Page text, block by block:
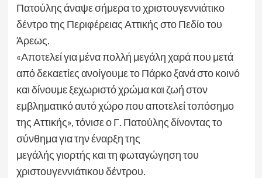
Πατούλης άναψε σήμερα το χριστουγεννιάτικο
δέντρο της Περιφέρειας Αττικής στο Πεδίο του
Άρεως.
«Αποτελεί για μένα πολλή μεγάλη χαρά που μετά
από δεκαετίες ανοίγουμε το Πάρκο ξανά στο κοινό
και δίνουμε ξεχωριστό χρώμα και ζωή στον
εμβληματικό αυτό χώρο που αποτελεί τοπόσημο
της Αττικής», τόνισε ο Γ. Πατούλης δίνοντας το
σύνθημα για την έναρξη της
μεγάλής γιορτής και τη φωταγώγηση του
χριστουγεννιάτικου δέντρου.